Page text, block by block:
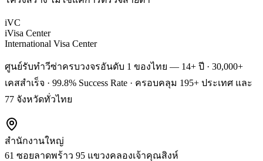
iVC
iVisa Center
International Visa Center
ศูนย์รับทำวีซ่าครบวงจรอันดับ 1 ของไทย — 14+ ปี · 30,000+
เคสสำเร็จ · 99.8% Success Rate · ครอบคลุม 195+ ประเทศ และ
77 จังหวัดทั่วไทย
สำนักงานใหญ่
61 ซอยลาดพร้าว 95 แขวงคลองเจ้าคุณสิงห์